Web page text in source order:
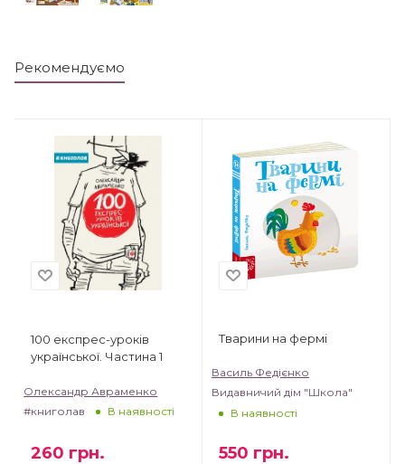
Рекомендуємо
100 експрес-уроків
української. Частина 1
Олександр Авраменко
#книголав
В наявності
260 грн.
Тварини на фермі
Василь Федієнко
Видавничий дім "Школа"
В наявності
550 грн.